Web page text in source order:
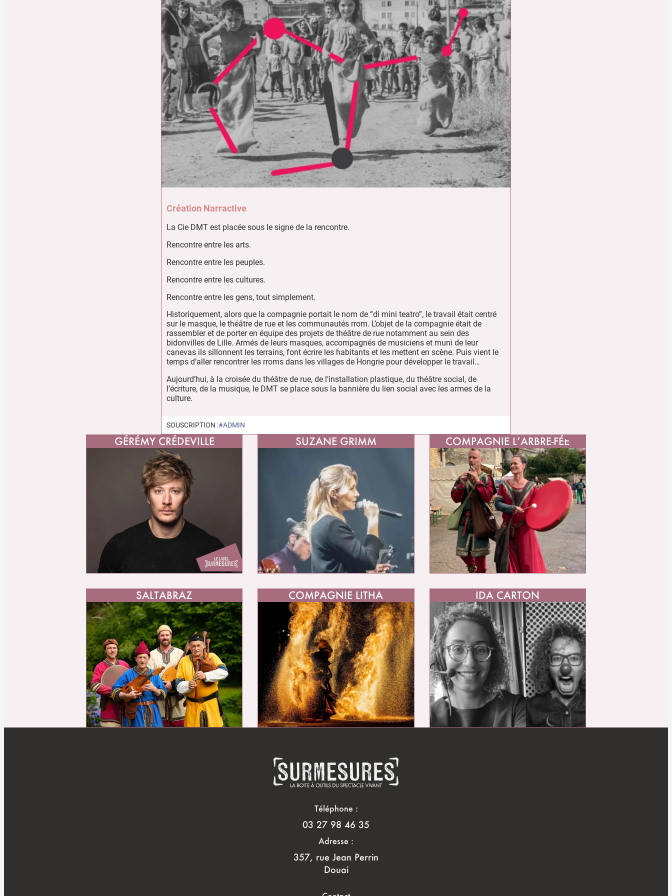
Création Narractive
La Cie DMT est placée sous le signe de la rencontre.
Rencontre entre les arts.
Rencontre entre les peuples.
Rencontre entre les cultures.
Rencontre entre les gens, tout simplement.
Historiquement, alors que la compagnie portait le nom de “di mini teatro”, le travail était centré
sur le masque, le théâtre de rue et les communautés rrom. L’objet de la compagnie était de
rassembler et de porter en équipe des projets de théâtre de rue notamment au sein des
bidonvilles de Lille. Armés de leurs masques, accompagnés de musiciens et muni de leur
canevas ils sillonnent les terrains, font écrire les habitants et les mettent en scène. Puis vient le
temps d’aller rencontrer les rroms dans les villages de Hongrie pour développer le travail…
Aujourd’hui, à la croisée du théâtre de rue, de l’installation plastique, du théâtre social, de
l’écriture, de la musique, le DMT se place sous la bannière du lien social avec les armes de la
culture.
SOUSCRIPTION :#ADMIN
GÉRÉMY CRÉDEVILLE SUZANE GRIMM COMPAGNIE L’ARBRE-FÉE
SALTABRAZ COMPAGNIE LITHA IDA CARTON
Téléphone :
03 27 98 46 35
Adresse :
357, rue Jean Perrin
Douai